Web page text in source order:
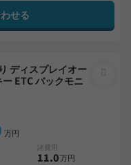
せる
ETC バックモニ
万円
諸費用
11.0万円